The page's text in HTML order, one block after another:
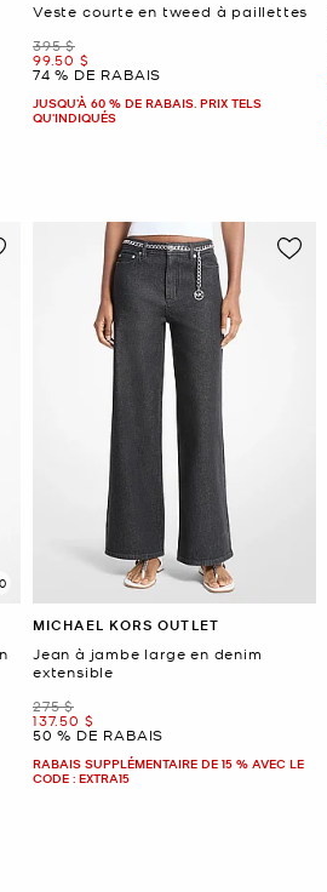
Veste courte en tweed à paillettes
était
395 $
maintenant
99.50 $
74 % DE RABAIS
JUSQU’À 60 % DE RABAIS. PRIX TELS
QU'INDIQUÉS
MICHAEL KORS OUTLET
Jean à jambe large en denim
extensible
était
275 $
maintenant
137.50 $
50 % DE RABAIS
RABAIS SUPPLÉMENTAIRE DE 15 % AVEC LE
CODE : EXTRA15